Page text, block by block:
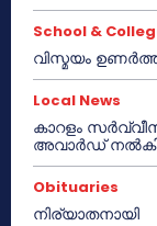
School &
വിസ്മയം
Local News
കാറളം
അവാർഡ്
Obituaries
നിര്യാതനായി